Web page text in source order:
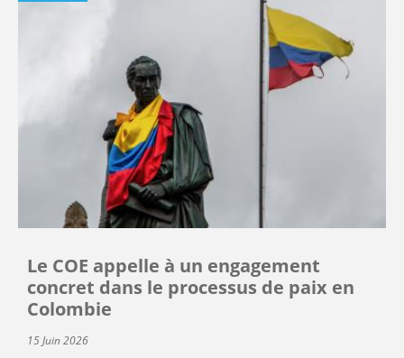
Le COE appelle à un engagement
concret dans le processus de paix en
Colombie
15 Juin 2026